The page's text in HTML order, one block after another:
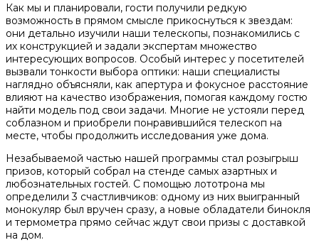
Как мы и планировали, гости получили редкую
возможность в прямом смысле прикоснуться к звездам:
они детально изучили наши телескопы, познакомились с
их конструкцией и задали экспертам множество
интересующих вопросов. Особый интерес у посетителей
вызвали тонкости выбора оптики: наши специалисты
наглядно объясняли, как апертура и фокусное расстояние
влияют на качество изображения, помогая каждому гостю
найти модель под свои задачи. Многие не устояли перед
соблазном и приобрели понравившийся телескоп на
месте, чтобы продолжить исследования уже дома.
Незабываемой частью нашей программы стал розыгрыш
призов, который собрал на стенде самых азартных и
любознательных гостей. С помощью лототрона мы
определили 3 счастливчиков: одному из них выигранный
монокуляр был вручен сразу, а новые обладатели бинокля
и термометра прямо сейчас ждут свои призы с доставкой
на дом.